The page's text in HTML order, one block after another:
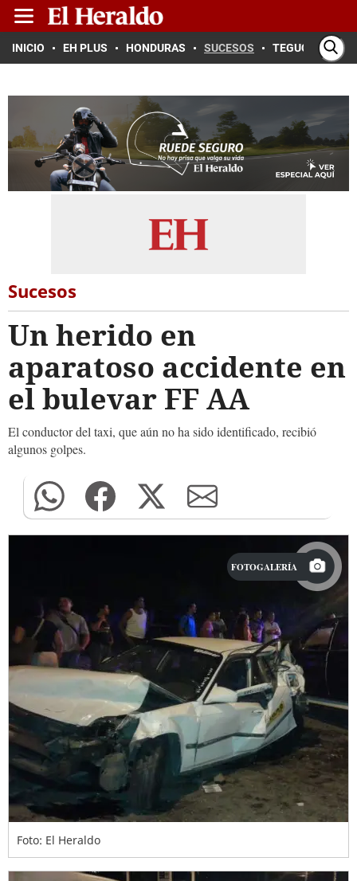
INICIO EH PLUS HONDURAS SUCESOS TEGUCIGALPA
Sucesos
Un herido en
aparatoso accidente en
el bulevar FF AA
El conductor del taxi, que aún no ha sido identificado, recibió
algunos golpes.
FOTOGALERÍA
Foto: El Heraldo